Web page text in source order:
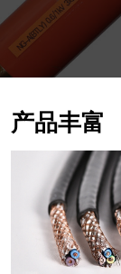
产品丰富